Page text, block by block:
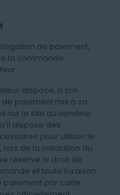
de paiement,
la commande
dispose, à son
paiement mis à sa
sur le site du vendeur.
dispose des
pour utiliser le
de la validation du
réserve le droit de
et toute livraison
paiement par carte